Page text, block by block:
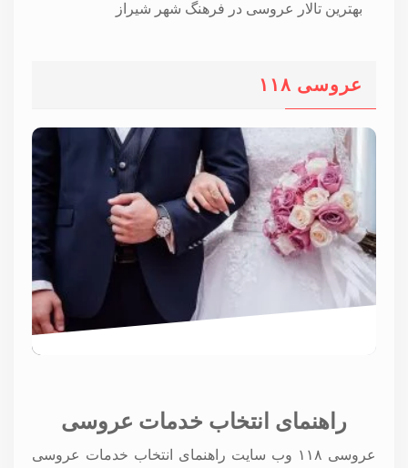
بهترین تالار عروسی در فرهنگ شهر شیراز
عروسی ۱۱۸
راهنمای انتخاب خدمات عروسی
عروسی ۱۱۸ وب سایت راهنمای انتخاب خدمات عروسی